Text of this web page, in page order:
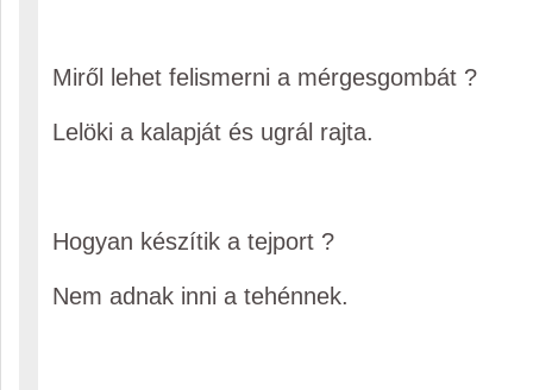
Miről lehet felismerni a mérgesgombát ?
Lelöki a kalapját és ugrál rajta.
Hogyan készítik a tejport ?
Nem adnak inni a tehénnek.